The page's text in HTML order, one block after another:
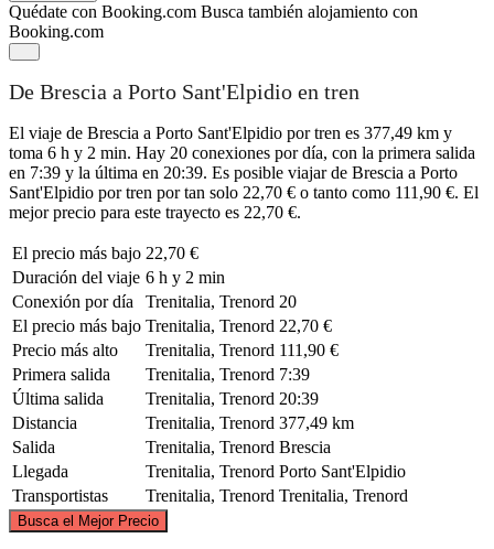
Quédate con Booking.com Busca también alojamiento con
Booking.com
De Brescia a Porto Sant'Elpidio en tren
El viaje de Brescia a Porto Sant'Elpidio por tren es 377,49 km y
toma 6 h y 2 min. Hay 20 conexiones por día, con la primera salida
en 7:39 y la última en 20:39. Es posible viajar de Brescia a Porto
Sant'Elpidio por tren por tan solo 22,70 € o tanto como 111,90 €. El
mejor precio para este trayecto es 22,70 €.
El precio más bajo 22,70 €
Duración del viaje 6 h y 2 min
Conexión por día
Trenitalia, Trenord 20
El precio más bajo Trenitalia, Trenord 22,70 €
Precio más alto
Trenitalia, Trenord 111,90 €
Primera salida
Trenitalia, Trenord 7:39
Última salida
Trenitalia, Trenord 20:39
Distancia
Trenitalia, Trenord 377,49 km
Salida
Trenitalia, Trenord Brescia
Llegada
Trenitalia, Trenord Porto Sant'Elpidio
Transportistas
Trenitalia, Trenord Trenitalia, Trenord
Busca el Mejor Precio
©CARTO, ©OpenStreetMapcontributors